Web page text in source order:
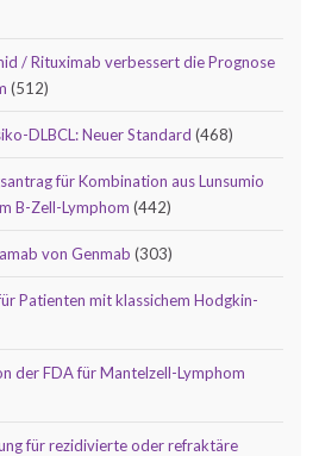
/ Rituximab verbessert die Prognose
(512)
DLBCL: Neuer Standard (468)
für Kombination aus Lunsumio
B-Zell-Lymphom (442)
von Genmab (303)
Patienten mit klassichem Hodgkin-
der FDA für Mantelzell-Lymphom
für rezidivierte oder refraktäre